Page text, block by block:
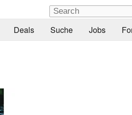
Deals Suche Jobs